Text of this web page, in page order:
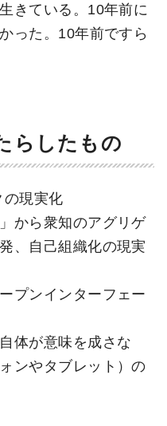
きている。10年前に
った。10年前ですら
らしたもの
の現実化
から衆知のアグリゲ
、自己組織化の現実
プンインターフェー
体が意味を成さな
ンやタブレット）の